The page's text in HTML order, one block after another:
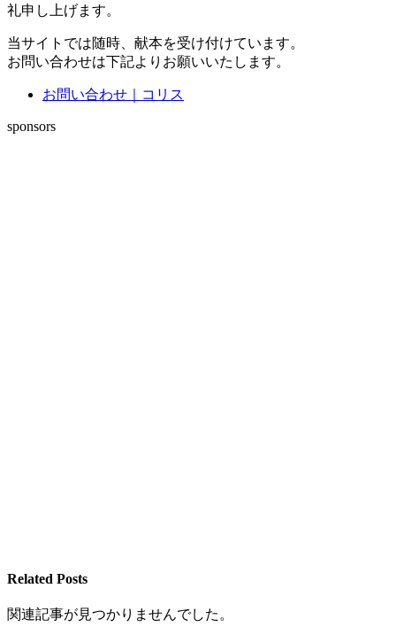
礼申し上げます。
当サイトでは随時、献本を受け付けています。
お問い合わせは下記よりお願いいたします。
お問い合わせ｜コリス
sponsors
Related Posts
関連記事が見つかりませんでした。